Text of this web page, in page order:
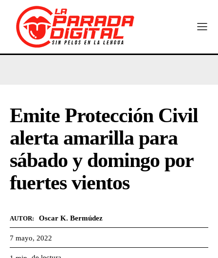
Emite Protección Civil
alerta amarilla para
sábado y domingo por
fuertes vientos
AUTOR: Oscar K. Bermúdez
7 mayo, 2022